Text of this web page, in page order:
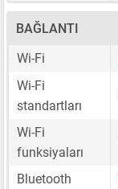
BAĞLANTI
Wi-Fi
Wi-Fi
standartları
Wi-Fi
funksiyaları
Bluetooth